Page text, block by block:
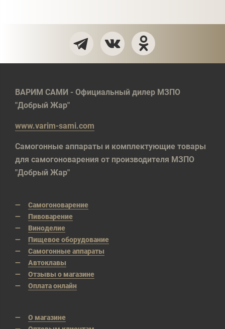
ВАРИМ САМИ - Официальный дилер МЗПО
"Добрый Жар"
www.varim-sami.com
Самогонные аппараты и комплектующие товары
для самогоноварения от производителя МЗПО
"Добрый Жар"
Самогоноварение
Пивоварение
Виноделие
Пищевое оборудование
Самогонные аппараты
Автоклавы
Отзывы о магазине
Оплата онлайн
О магазине